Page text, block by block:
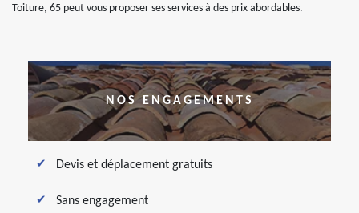
Toiture, 65 peut vous proposer ses services à des prix abordables.
NOS ENGAGEMENTS
Devis et déplacement gratuits
Sans engagement